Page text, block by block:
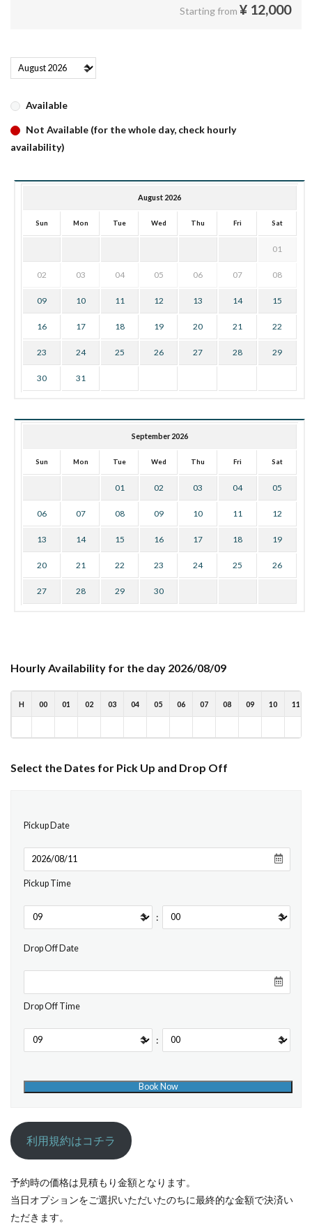
Starting from ¥ 12,000
Available
Not Available (for the whole day, check hourly
availability)
August 2026
Sun Mon Tue Wed Thu Fri Sat
01
02 03 04 05 06 07 08
09 10 11 12 13 14 15
16 17 18 19 20 21 22
23 24 25 26 27 28 29
30 31
September 2026
Sun Mon Tue Wed Thu Fri Sat
01 02 03 04 05
06 07 08 09 10 11 12
13 14 15 16 17 18 19
20 21 22 23 24 25 26
27 28 29 30
Hourly Availability for the day 2026/08/09
H 00 01 02 03 04 05 06 07 08 09 10 11
Select the Dates for Pick Up and Drop Off
Pickup Date
Pickup Time
:
Drop Off Date
Drop Off Time
:
利用規約はコチラ
予約時の価格は見積もり金額となります。
当日オプションをご選択いただいたのちに最終的な金額で決済い
ただきます。